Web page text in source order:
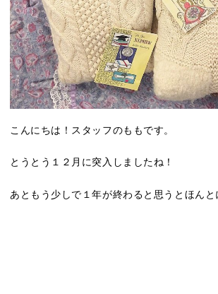
こんにちは！スタッフのももです。
とうとう１２月に突入しましたね！
あともう少しで１年が終わると思うとほんと